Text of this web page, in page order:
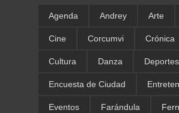
Agenda Andrey Arte
Cine Corcumvi Crónica
Cultura Danza Deportes
Encuesta de Ciudad
Eventos Farándula